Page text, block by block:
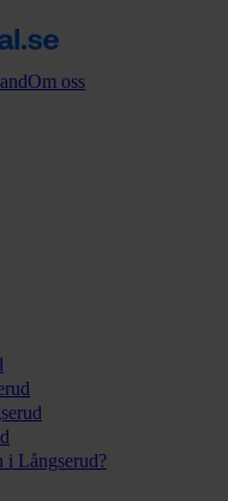
Om oss
i Långserud?